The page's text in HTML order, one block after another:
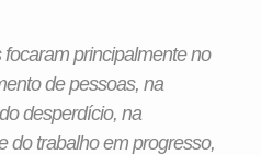
principalmente no
de pessoas, na
desperdício, na
do trabalho em progresso,